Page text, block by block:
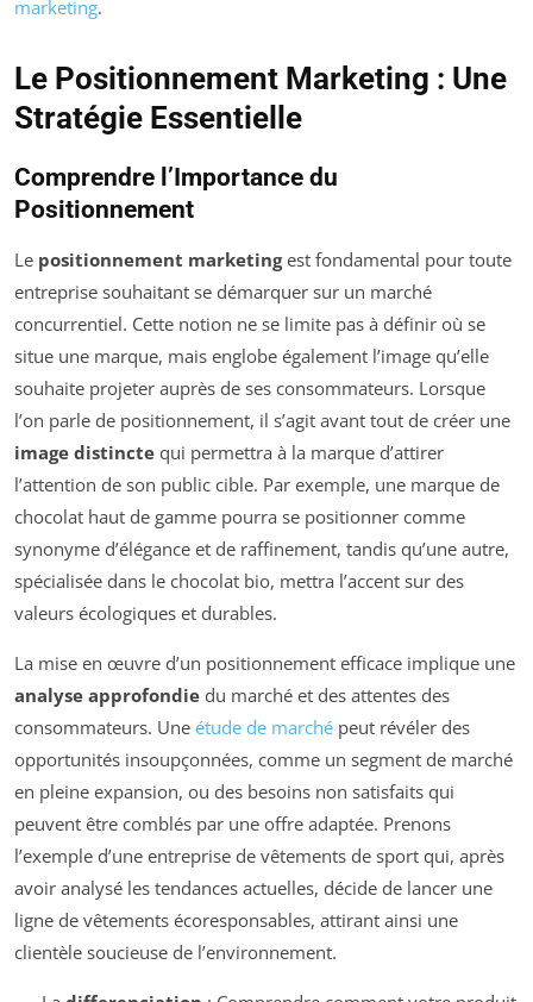
marketing.
Le Positionnement Marketing : Une
Stratégie Essentielle
Comprendre l’Importance du
Positionnement
Le positionnement marketingest fondamental pour toute
entreprise souhaitant se démarquer sur un marché
concurrentiel. Cette notion ne se limite pas à définir où se
situe une marque, mais englobe également l’image qu’elle
souhaite projeter auprès de ses consommateurs. Lorsque
l’on parle de positionnement, il s’agit avant tout de créer une
image distincte qui permettra à la marque d’attirer
l’attention de son public cible. Par exemple, une marque de
chocolat haut de gamme pourra se positionner comme
synonyme d’élégance et de raffinement, tandis qu’une autre,
spécialisée dans le chocolat bio, mettra l’accent sur des
valeurs écologiques et durables.
La mise en œuvre d’un positionnement efficace implique une
analyse approfondie du marché et des attentes des
consommateurs. Une étude de marché peut révéler des
opportunités insoupçonnées, comme un segment de marché
en pleine expansion, ou des besoins non satisfaits qui
peuvent être comblés par une offre adaptée. Prenons
l’exemple d’une entreprise de vêtements de sport qui, après
avoir analysé les tendances actuelles, décide de lancer une
ligne de vêtements écoresponsables, attirant ainsi une
clientèle soucieuse de l’environnement.